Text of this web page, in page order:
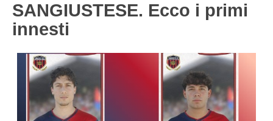
SANGIUSTESE. Ecco i primi
innesti